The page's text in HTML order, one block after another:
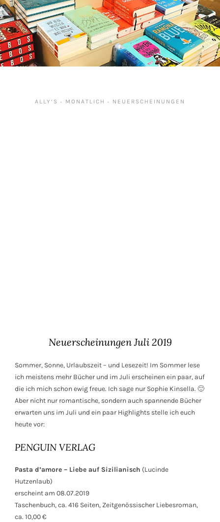
ALLY‘S • MONATLICH • NEUERSCHEINUNGEN
Neuerscheinungen Juli 2019
Sommer, Sonne, Urlaubszeit – und Lesezeit! Im Sommer lese
ich meistens mehr Bücher und im Juli erscheinen ein paar, auf
die ich mich schon ewig freue. Ich sage nur Sophie Kinsella. 🙂
Aber nicht nur romantische, sondern auch spannende Bücher
erwarten uns im Juli und ein paar Highlights stelle ich euch
heute vor:
PENGUIN VERLAG
Pasta d’amore – Liebe auf Sizilianisch (Lucinde
Hutzenlaub)
erscheint am 08.07.2019
Taschenbuch, ca. 416 Seiten, Zeitgenössischer Liebesroman,
ca. 10,00 €